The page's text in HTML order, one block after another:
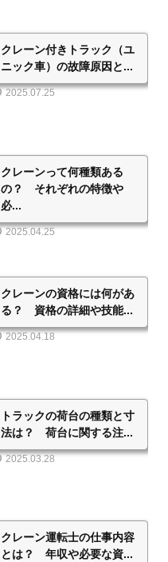
クレーン付きトラック（ユ
ニック車）の故障原因と...
2025.07.25
クレーンって何種類ある
の？ それぞれの特徴や
必...
2025.04.25
クレーンの資格には何があ
る？ 資格の詳細や技能...
2025.04.18
トラックの荷台の種類と寸
法は？ 荷台に関する注...
2025.03.28
クレーン運転士の仕事内容
とは？ 年収や必要な資...